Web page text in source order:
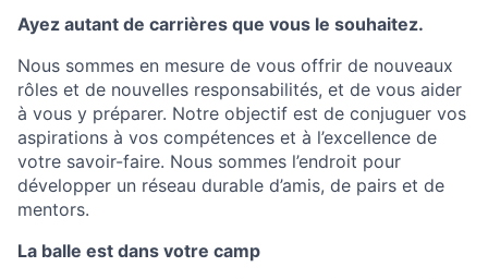
Ayez autant de carrières que vous le souhaitez.
Nous sommes en mesure de vous offrir de nouveaux
rôles et de nouvelles responsabilités, et de vous aider
à vous y préparer. Notre objectif est de conjuguer vos
aspirations à vos compétences et à l’excellence de
votre savoir-faire. Nous sommes l’endroit pour
développer un réseau durable d’amis, de pairs et de
mentors.
La balle est dans votre camp